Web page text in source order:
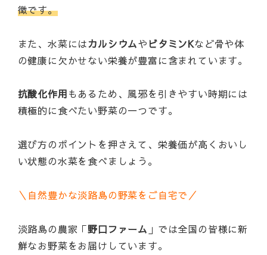
徴です。
また、水菜にはカルシウムやビタミンKなど骨や体
の健康に欠かせない栄養が豊富に含まれています。
抗酸化作用もあるため、風邪を引きやすい時期には
積極的に食べたい野菜の一つです。
選び方のポイントを押さえて、栄養価が高くおいし
い状態の水菜を食べましょう。
＼自然豊かな淡路島の野菜をご自宅で／
淡路島の農家「野口ファーム 」では全国の皆様に新
鮮なお野菜をお届けしています。